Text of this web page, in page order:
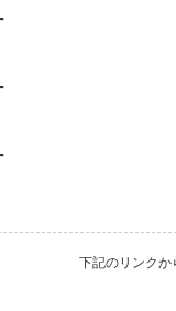
下記のリンクか